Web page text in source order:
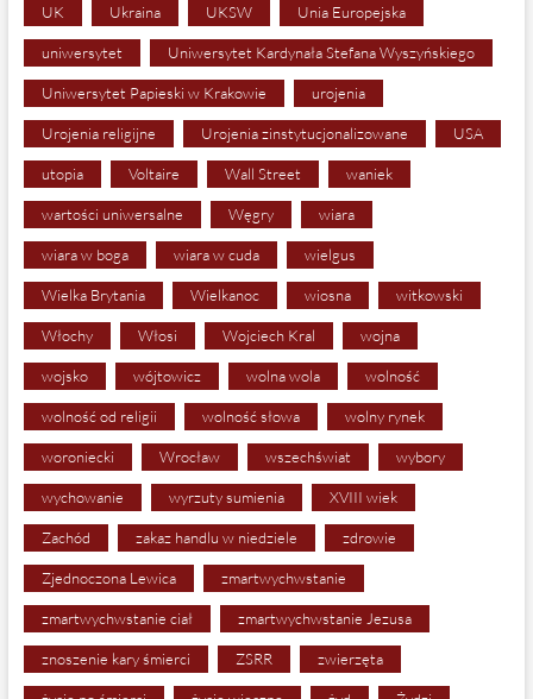
UK Ukraina UKSW Unia Europejska
uniwersytet Uniwersytet Kardynała Stefana Wyszyńskiego
Uniwersytet Papieski w Krakowie urojenia
Urojenia religijne Urojenia zinstytucjonalizowane USA
utopia Voltaire Wall Street waniek
wartości uniwersalne Węgry wiara
wiara w boga wiara w cuda wielgus
Wielka Brytania Wielkanoc wiosna witkowski
Włochy Włosi Wojciech Kral wojna
wojsko wójtowicz wolna wola wolność
wolność od religii wolność słowa wolny rynek
woroniecki Wrocław wszechświat wybory
wychowanie wyrzuty sumienia XVIII wiek
Zachód zakaz handlu w niedziele zdrowie
Zjednoczona Lewica zmartwychwstanie
zmartwychwstanie ciał zmartwychwstanie Jezusa
znoszenie kary śmierci ZSRR zwierzęta